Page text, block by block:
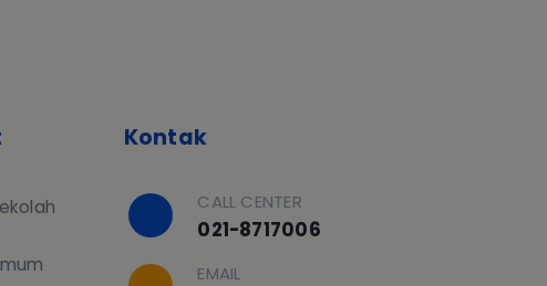
Kontak
CALL CENTER
021-8717006
EMAIL